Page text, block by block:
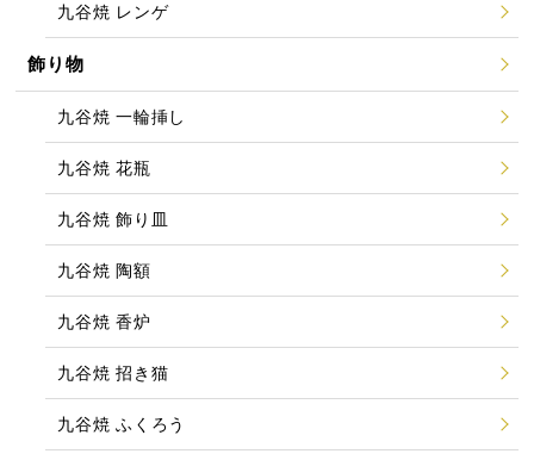
九谷焼 レンゲ
飾り物
九谷焼 一輪挿し
九谷焼 花瓶
九谷焼 飾り皿
九谷焼 陶額
九谷焼 香炉
九谷焼 招き猫
九谷焼 ふくろう